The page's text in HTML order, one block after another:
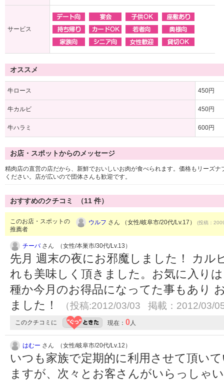
サービス
オススメ
牛ロース 450円
牛カルビ 450円
牛ハラミ 600円
お店・スポットからのメッセージ
精肉店の直営の店だから、新鮮でおいしいお肉が食べられます。価格もリーズ
ください。店が広いので団体さんも歓迎です。
おすすめのクチコミ （11 件）
このお店・スポットの
推薦者
ウルフ さん （女性/岐阜市/20代/Lv.17） (投稿：
チーバさん （女性/本巣市/30代/Lv.13）
先月 週末の夜にお邪魔しました！ カ
れも美味しく頂きました。お気に入り
種か今月のお得品になってた事もあり
ました！
（投稿:2012/03/03 掲載：2012/03/
このクチコミに 現在： 0人
はむー さん （女性/岐阜市/20代/Lv.12）
いつも家族で定期的に利用させて頂い
ますが、次々とお客さんがいらっしゃ